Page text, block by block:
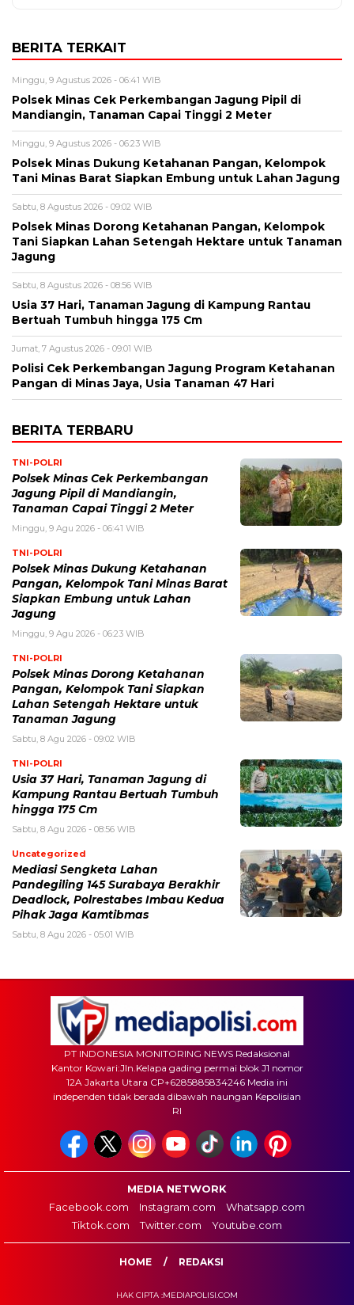
BERITA TERKAIT
Minggu, 9 Agustus 2026 - 06:41 WIB
Polsek Minas Cek Perkembangan Jagung Pipil di
Mandiangin, Tanaman Capai Tinggi 2 Meter
Minggu, 9 Agustus 2026 - 06:23 WIB
Polsek Minas Dukung Ketahanan Pangan, Kelompok
Tani Minas Barat Siapkan Embung untuk Lahan Jagung
Sabtu, 8 Agustus 2026 - 09:02 WIB
Polsek Minas Dorong Ketahanan Pangan, Kelompok
Tani Siapkan Lahan Setengah Hektare untuk Tanaman
Jagung
Sabtu, 8 Agustus 2026 - 08:56 WIB
Usia 37 Hari, Tanaman Jagung di Kampung Rantau
Bertuah Tumbuh hingga 175 Cm
Jumat, 7 Agustus 2026 - 09:01 WIB
Polisi Cek Perkembangan Jagung Program Ketahanan
Pangan di Minas Jaya, Usia Tanaman 47 Hari
BERITA TERBARU
TNI-POLRI
Polsek Minas Cek Perkembangan
Jagung Pipil di Mandiangin,
Tanaman Capai Tinggi 2 Meter
Minggu, 9 Agu 2026 - 06:41 WIB
TNI-POLRI
Polsek Minas Dukung Ketahanan
Pangan, Kelompok Tani Minas Barat
Siapkan Embung untuk Lahan
Jagung
Minggu, 9 Agu 2026 - 06:23 WIB
TNI-POLRI
Polsek Minas Dorong Ketahanan
Pangan, Kelompok Tani Siapkan
Lahan Setengah Hektare untuk
Tanaman Jagung
Sabtu, 8 Agu 2026 - 09:02 WIB
TNI-POLRI
Usia 37 Hari, Tanaman Jagung di
Kampung Rantau Bertuah Tumbuh
hingga 175 Cm
Sabtu, 8 Agu 2026 - 08:56 WIB
Uncategorized
Mediasi Sengketa Lahan
Pandegiling 145 Surabaya Berakhir
Deadlock, Polrestabes Imbau Kedua
Pihak Jaga Kamtibmas
Sabtu, 8 Agu 2026 - 05:01 WIB
PT INDONESIA MONITORING NEWS Redaksional
Kantor Kowari:Jln.Kelapa gading permai blok J1 nomor
12A Jakarta Utara CP+6285885834246 Media ini
independen tidak berada dibawah naungan Kepolisian
RI
MEDIA NETWORK
Facebook.com
Instagram.com
Whatsapp.com
Tiktok.com
Twitter.com Youtube.com
HOME REDAKSI
HAK CIPTA :MEDIAPOLISI.COM